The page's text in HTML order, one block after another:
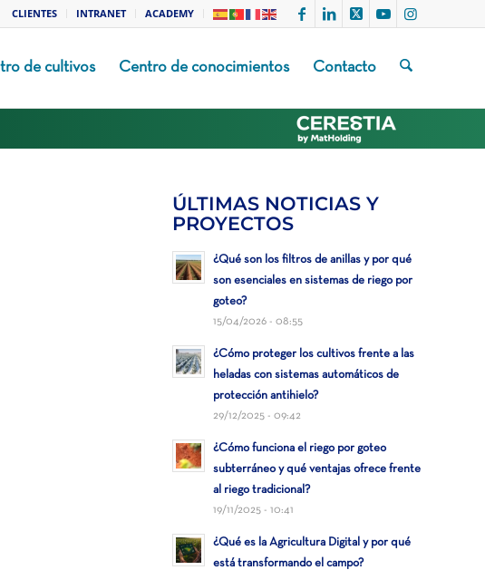
CLIENTES INTRANET ACADEMY
de cultivos Centro de conocimientos Contacto
ÚLTIMAS NOTICIAS Y
PROYECTOS
¿Qué son los filtros de anillas y por qué
son esenciales en sistemas de riego por
goteo?
15/04/2026 - 08:55
¿Cómo proteger los cultivos frente a las
heladas con sistemas automáticos de
protección antihielo?
29/12/2025 - 09:42
¿Cómo funciona el riego por goteo
subterráneo y qué ventajas ofrece frente
al riego tradicional?
19/11/2025 - 10:41
¿Qué es la Agricultura Digital y por qué
está transformando el campo?